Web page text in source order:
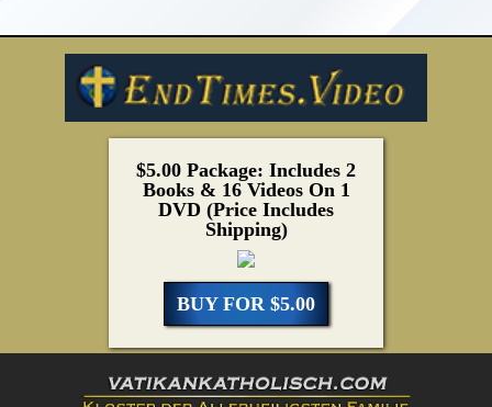
$5.00 Package: Includes 2
Books & 16 Videos On 1
DVD (Price Includes
Shipping)
BUY FOR $5.00